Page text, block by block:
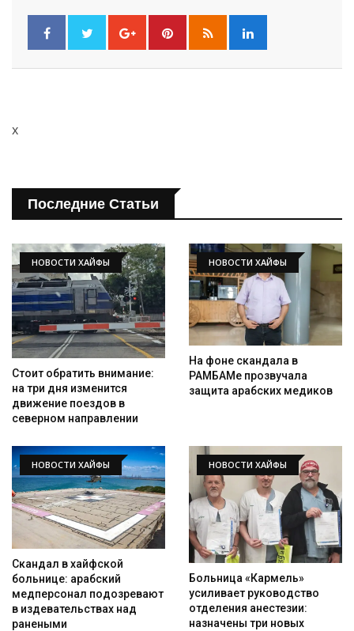
x
Последние Статьи
НОВОСТИ ХАЙФЫ
Стоит обратить внимание:
на три дня изменится
движение поездов в
северном направлении
НОВОСТИ ХАЙФЫ
На фоне скандала в
РАМБАМе прозвучала
защита арабских медиков
НОВОСТИ ХАЙФЫ
Скандал в хайфской
больнице: арабский
медперсонал подозревают
в издевательствах над
ранеными
НОВОСТИ ХАЙФЫ
Больница «Кармель»
усиливает руководство
отделения анестезии:
назначены три новых